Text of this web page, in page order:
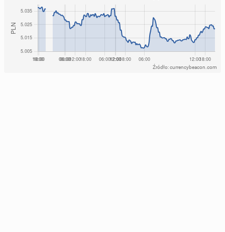
Źródło: currencybeacon.com